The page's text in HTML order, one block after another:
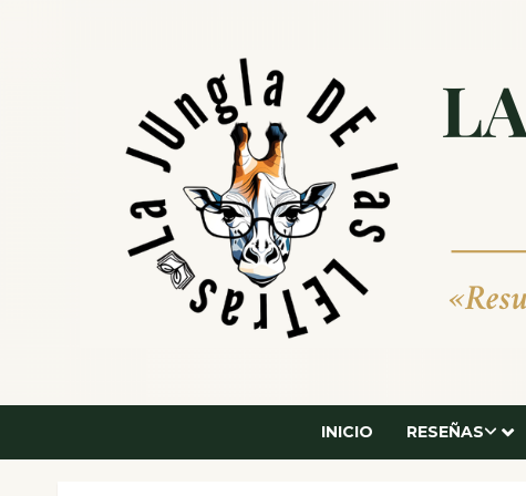
INICIO RESEÑAS